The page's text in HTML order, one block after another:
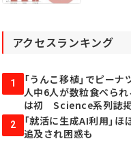
アクセスランキング
1
「うんこ移植」でピーナ
人中6人が数粒食べら
は初 Science系列誌
2
「就活に生成AI利用」
追及され困惑も